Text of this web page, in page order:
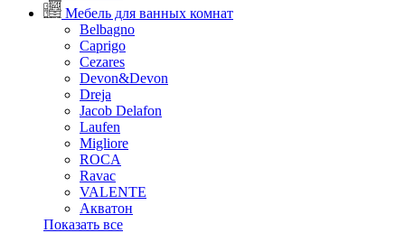
Мебель для ванных комнат
Belbagno
Caprigo
Cezares
Devon&Devon
Dreja
Jacob Delafon
Laufen
Migliore
ROCA
Rаvac
VALENTE
Акватон
Показать все